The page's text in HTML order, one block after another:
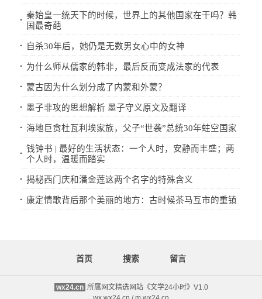
· 秦始皇一统天下的时候，世界上的其他国家在干吗？韩
国最奇葩
· 自杀30年后，她仍是无数男女心中的女神
· 为什么师从儒家的韩非，最后反而变成法家的代表
· 蒙古因为什么划分成了内蒙和外蒙？
· 墨子非攻的思想解析 墨子守义原文及翻译
· 海地巨贪杜瓦利埃家族，父子“世袭”总统30年蛀空国家
· 钱钟书 | 最好的生活状态：一个人时，安静而丰盛；两
个人时，温暖而踏实
· 揭秘西门庆和潘金莲这两个名字的特殊含义
· 康定情歌背后那个美丽的地方：古时候茶马互市的重镇
首页 搜索 留言
wx24.cn 所属网文精选网站《文学24小时》V1.0